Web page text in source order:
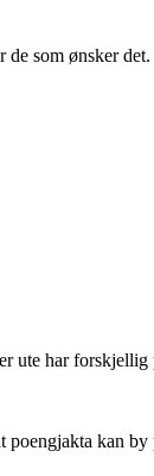
som ønsker det.
ute har
kan by